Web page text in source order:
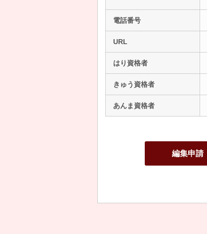
電話番号
URL
はり資格者
きゅう資格者
あんま資格者
編集申請